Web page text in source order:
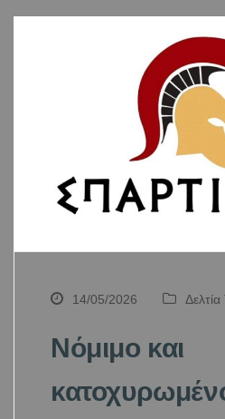
14/05/2026
Νόμιμο και